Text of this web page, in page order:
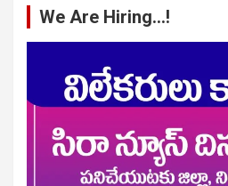
We Are Hiring…!